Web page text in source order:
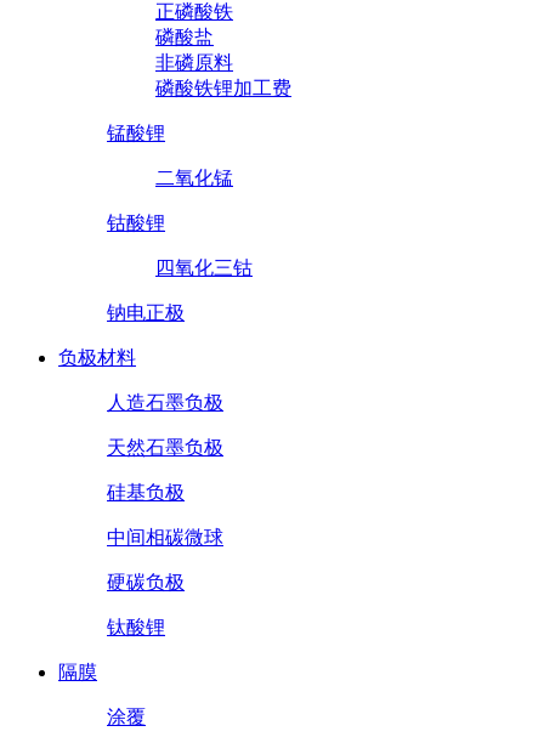
正磷酸铁
磷酸盐
非磷原料
磷酸铁锂加工费
锰酸锂
二氧化锰
钴酸锂
四氧化三钴
钠电正极
负极材料
人造石墨负极
天然石墨负极
硅基负极
中间相碳微球
硬碳负极
钛酸锂
隔膜
涂覆